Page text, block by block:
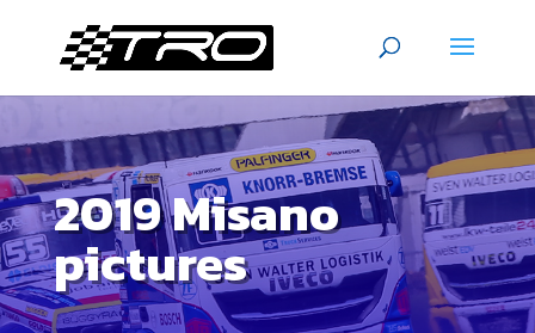
2019 Misano
pictures